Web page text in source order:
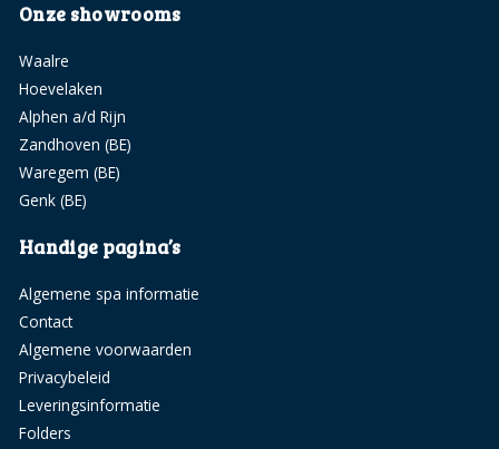
Onze showrooms
Waalre
Hoevelaken
Alphen a/d Rijn
Zandhoven (BE)
Waregem (BE)
Genk (BE)
Handige pagina’s
Algemene spa informatie
Contact
Algemene voorwaarden
Privacybeleid
Leveringsinformatie
Folders